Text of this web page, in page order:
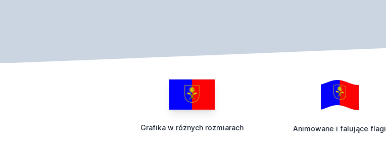
Grafika w różnych rozmiarach Animowane i falujące flagi